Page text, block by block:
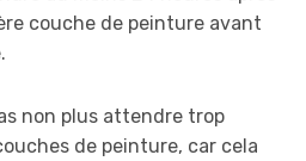
couche de peinture avant
non plus attendre trop
de peinture, car cela